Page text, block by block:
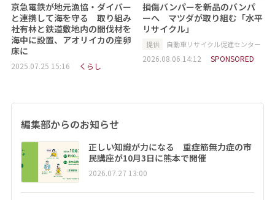
京急電鉄が地元漁協・ダイバー
と連携して海を守る 取り組み
社有林と鉄道敷地内の間伐材を
海中に設置、アオリイカの産卵
床に
2025.07.25 15:16 くらし
損傷バンパーを新品のバンパ
ーへ マツダが取り組む「水平
リサイクル」
提供 自動車リサイクル促進センター
2026.08.06 14:12 SPONSORED
編集部からのお知らせ
正しい知識が力になる 重症筋無力症の市
民講座が10月3日に熊本で開催
2026.07.27 13:00